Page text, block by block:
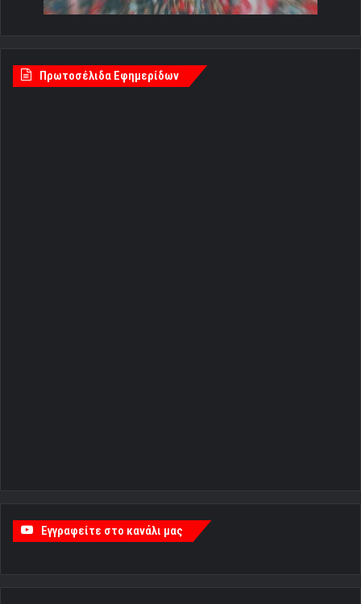
Πρωτοσέλιδα Εφημερίδων
Εγγραφείτε στο κανάλι μας